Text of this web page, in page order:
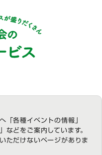
「各種イベントの情報」
などをご案内しています。
ただけないページがありま